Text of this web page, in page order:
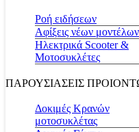
Ροή ειδήσεων
Αφίξεις νέων μοντέλων
Ηλεκτρικά Scooter &
Μοτοσυκλέτες
ΠΑΡΟΥΣΙΑΣΕΙΣ
Δοκιμές Κρανών
μοτοσυκλέτας